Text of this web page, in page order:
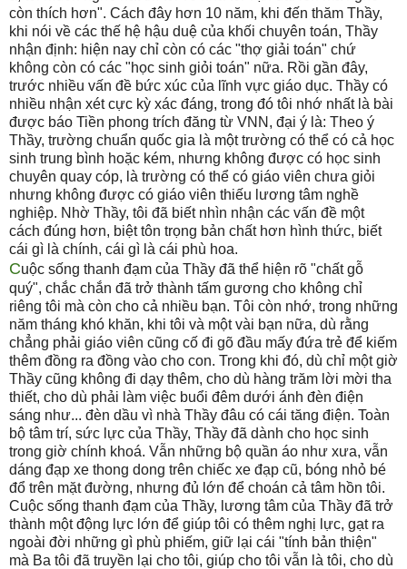
còn thích hơn". Cách đây hơn 10 năm, khi đến thăm Thầy,
khi nói về các thế hệ hậu duệ của khối chuyên toán, Thầy
nhận định: hiện nay chỉ còn có các "thợ giải toán" chứ
không còn có các "học sinh giỏi toán" nữa. Rồi gần đây,
trước nhiều vấn đề bức xúc của lĩnh vực giáo dục. Thầy có
nhiều nhận xét cực kỳ xác đáng, trong đó tôi nhớ nhất là bài
được báo Tiền phong trích đăng từ VNN, đại ý là: Theo ý
Thầy, trường chuẩn quốc gia là một trường có thể có cả học
sinh trung bình hoặc kém, nhưng không được có học sinh
chuyên quay cóp, là trường có thể có giáo viên chưa giỏi
nhưng không được có giáo viên thiếu lương tâm nghề
nghiệp. Nhờ Thầy, tôi đã biết nhìn nhận các vấn đề một
cách đúng hơn, biệt tôn trọng bản chất hơn hình thức, biết
cái gì là chính, cái gì là cái phù hoa.
Cuộc sống thanh đạm của Thầy đã thể hiện rõ "chất gỗ
quý", chắc chắn đã trở thành tấm gương cho không chỉ
riêng tôi mà còn cho cả nhiều bạn. Tôi còn nhớ, trong những
năm tháng khó khăn, khi tôi và một vài bạn nữa, dù rằng
chẳng phải giáo viên cũng cố đi gõ đầu mấy đứa trẻ để kiếm
thêm đồng ra đồng vào cho con. Trong khi đó, dù chỉ một giờ
Thầy cũng không đi dạy thêm, cho dù hàng trăm lời mời tha
thiết, cho dù phải làm việc buổi đêm dưới ánh đèn điện
sáng như... đèn dầu vì nhà Thầy đâu có cái tăng điện. Toàn
bộ tâm trí, sức lực của Thầy, Thầy đã dành cho học sinh
trong giờ chính khoá. Vẫn những bộ quần áo như xưa, vẫn
dáng đạp xe thong dong trên chiếc xe đạp cũ, bóng nhỏ bé
đổ trên mặt đường, nhưng đủ lớn để choán cả tâm hồn tôi.
Cuộc sống thanh đạm của Thầy, lương tâm của Thầy đã trở
thành một động lực lớn để giúp tôi có thêm nghị lực, gạt ra
ngoài đời những gì phù phiếm, giữ lại cái "tính bản thiện"
mà Ba tôi đã truyền lại cho tôi, giúp cho tôi vẫn là tôi, cho dù